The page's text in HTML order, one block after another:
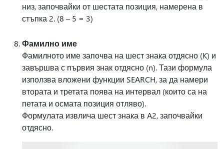
низ, започвайки от шестата позиция, намерена в
стъпка 2. (8 – 5 = 3)
Фамилно име
Фамилното име започва на шест знака отдясно (K) и
завършва с първия знак отдясно (n). Тази формула
използва вложени функции SEARCH, за да намери
втората и третата поява на интервал (които са на
петата и осмата позиция отляво).
Формулата извлича шест знака в A2, започвайки
отдясно.